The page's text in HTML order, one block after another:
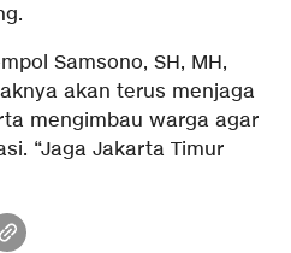
Samsono, SH, MH,
akan terus menjaga
mengimbau warga agar
“Jaga Jakarta Timur